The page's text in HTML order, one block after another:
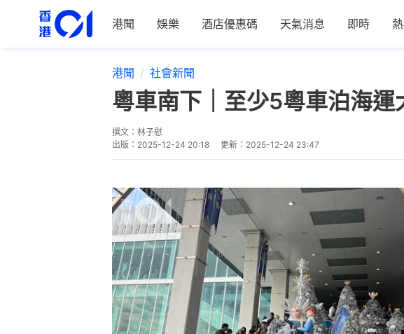
港聞 娛樂 酒店優惠碼 天氣消息 即時
港聞 社會新聞
粵車南下｜至少5粵車泊海
撰文： 林子慰
出版： 2025-12-24 20:18 更新： 2025-12-24 23:47